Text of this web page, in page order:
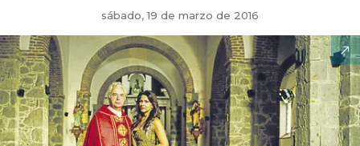
sábado, 19 de marzo de 2016